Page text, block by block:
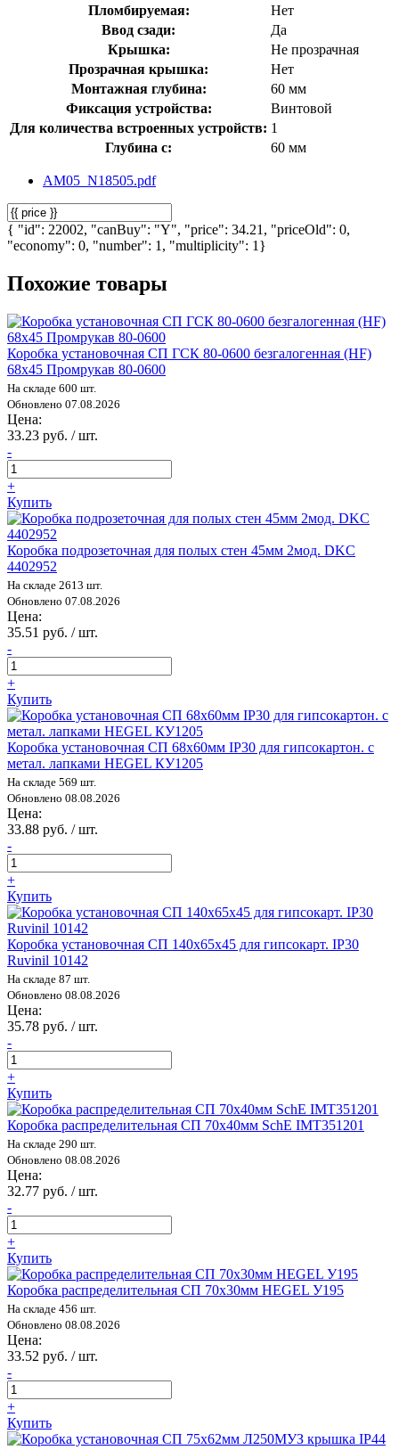
Пломбируемая:
Нет
Ввод сзади:
Да
Крышка:
Не прозрачная
Прозрачная крышка:
Нет
Монтажная глубина:
60 мм
Фиксация устройства:
Винтовой
Для количества встроенных устройств: 1
Глубина с:
60 мм
AM05_N18505.pdf
{ "id": 22002, "canBuy": "Y", "price": 34.21, "priceOld": 0,
"economy": 0, "number": 1, "multiplicity": 1}
Похожие товары
Коробка установочная СП ГСК 80-0600 безгалогенная (HF)
68х45 Промрукав 80-0600
На складе 600 шт.
Обновлено 07.08.2026
Цена:
33.23 руб. / шт.
-
+
Купить
Коробка подрозеточная для полых стен 45мм 2мод. DKC
4402952
На складе 2613 шт.
Обновлено 07.08.2026
Цена:
35.51 руб. / шт.
-
+
Купить
Коробка установочная СП 68х60мм IP30 для гипсокартон. с
метал. лапками HEGEL КУ1205
На складе 569 шт.
Обновлено 08.08.2026
Цена:
33.88 руб. / шт.
-
+
Купить
Коробка установочная СП 140х65х45 для гипсокарт. IP30
Ruvinil 10142
На складе 87 шт.
Обновлено 08.08.2026
Цена:
35.78 руб. / шт.
-
+
Купить
Коробка распределительная СП 70х40мм SchE IMT351201
На складе 290 шт.
Обновлено 08.08.2026
Цена:
32.77 руб. / шт.
-
+
Купить
Коробка распределительная СП 70х30мм HEGEL У195
На складе 456 шт.
Обновлено 08.08.2026
Цена:
33.52 руб. / шт.
-
+
Купить